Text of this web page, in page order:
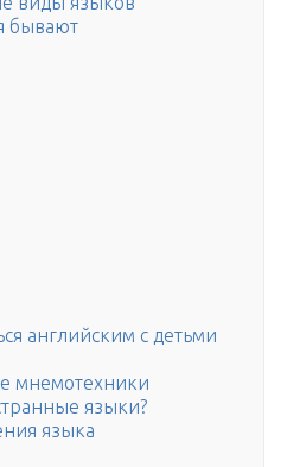
бывают
английским с детьми
мнемотехники
языки?
языка